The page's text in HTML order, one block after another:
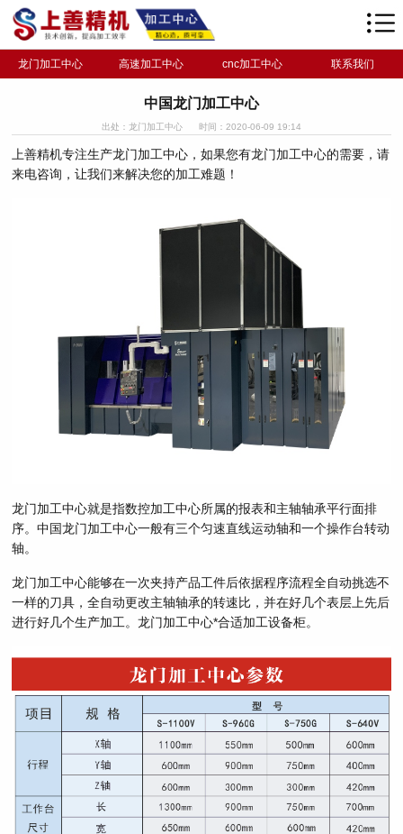
龙门加工中心 高速加工中心 cnc加工中心 联系我们
中国龙门加工中心
出处：龙门加工中心 时间：2020-06-09 19:14
上善精机专注生产龙门加工中心，如果您有龙门加工中心的需要，请
来电咨询，让我们来解决您的加工难题！
龙门加工中心就是指数控加工中心所属的报表和主轴轴承平行面排
序。中国龙门加工中心一般有三个匀速直线运动轴和一个操作台转动
轴。
龙门加工中心能够在一次夹持产品工件后依据程序流程全自动挑选不
一样的刀具，全自动更改主轴轴承的转速比，并在好几个表层上先后
进行好几个生产加工。龙门加工中心*合适加工设备柜。